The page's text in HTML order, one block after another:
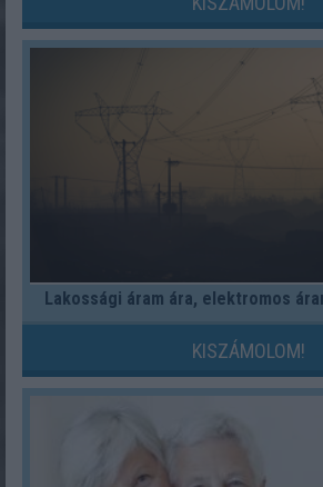
Lakossági áram ára, elektromos
KISZÁMOLOM!